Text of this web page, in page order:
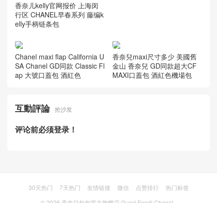
香奈儿kelly官网报价 上海闵
行区 CHANEL早春系列 藤编k
elly手柄链条包
Chanel maxi flap California U
SA Chanel GD同款 Classic Fl
ap 大號口蓋包 酒紅色
香奈兒maxi尺寸多少 美國舊
金山 香奈兒 GD同款超大CF
MAXI口蓋包 酒紅色機場包
互動評論 抢沙发
评论前必须登录！
30天热门 7天热门 友情链接 微信 点赞排行
热门标签